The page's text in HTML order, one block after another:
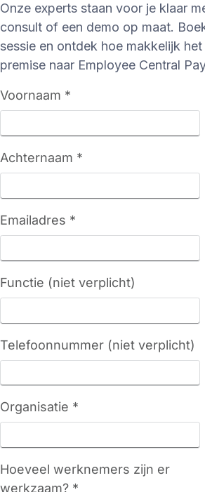
Onze experts staan voor je klaar
consult of een demo op maat.
sessie en ontdek hoe makkelijk
premise naar Employee Central